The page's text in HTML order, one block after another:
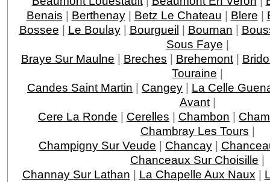
Benais | Berthenay| Betz Le Chateau | Blere |
Bossee | Le Boulay| Bourgueil | Bournan |
Sous Faye |
Braye Sur Maulne | Breches | Brehemont |
Touraine |
Candes Saint Martin | Cangey | La Celle
Avant|
Cere La Ronde | Cerelles | Chambon |
Chambray Les Tours |
Champigny Sur Veude | Chancay |
Chanceaux Sur Choisille |
Channay Sur Lathan | La Chapelle Aux Naux |